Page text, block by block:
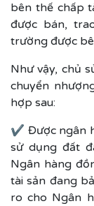
bên thế chấp
được bán,
trường được
Như vậy, chủ
chuyển
hợp sau:
✔ Được ngân
sử dụng đất
Ngân hàng
tài sản đang
ro cho Ngân